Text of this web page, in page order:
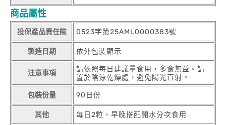
商品屬性
投保產品責任險 0523字第25AML0000383號
製造日期 依外包裝顯示
注意事項
請依照每日建議量食用，多食無益。請
置於陰涼乾燥處，避免陽光直射。
包裝份量 90日份
其他 每日2粒，早晚搭配開水分次食用